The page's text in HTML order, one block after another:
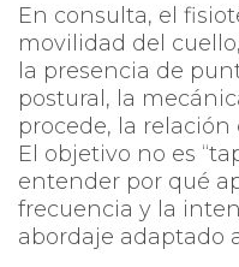
En consulta, el
movilidad del
la presencia de
postural, la
procede, la relación
El objetivo no es
entender por qué
frecuencia y la
abordaje adaptado